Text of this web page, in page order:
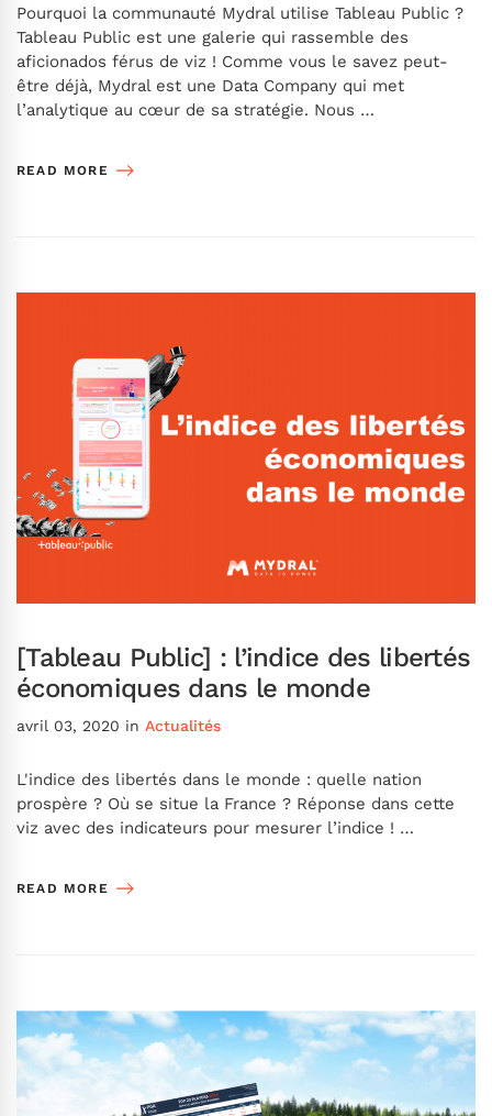
Pourquoi la communauté Mydral utilise Tableau Public ?
Tableau Public est une galerie qui rassemble des
aficionados férus de viz ! Comme vous le savez peut-
être déjà, Mydral est une Data Company qui met
l’analytique au cœur de sa stratégie. Nous …
READ MORE
[Tableau Public] : l’indice des libertés
économiques dans le monde
avril 03, 2020 in Actualités
L'indice des libertés dans le monde : quelle nation
prospère ? Où se situe la France ? Réponse dans cette
viz avec des indicateurs pour mesurer l’indice ! …
READ MORE